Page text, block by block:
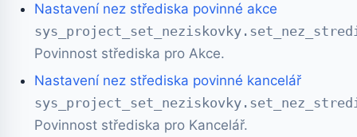
Nastavení nez střediska povinné akce
Povinnost střediska pro Akce.
Nastavení nez střediska povinné kancelář
Povinnost střediska pro Kancelář.